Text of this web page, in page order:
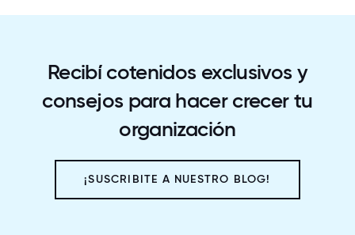
Recibí cotenidos exclusivos y
consejos para hacer crecer tu
organización
¡SUSCRIBITE A NUESTRO BLOG!